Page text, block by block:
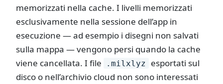
memorizzati nella cache. I livelli memorizzati
esclusivamente nella sessione dell’app in
esecuzione — ad esempio i disegni non salvati
sulla mappa — vengono persi quando la cache
viene cancellata. I file
.milxlyz
esportati sul
disco o nell’archivio cloud non sono interessati